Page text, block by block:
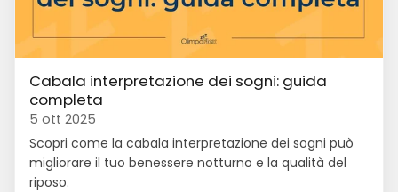
Cabala interpretazione dei sogni: guida
completa
5 ott 2025
Scopri come la cabala interpretazione dei sogni può
migliorare il tuo benessere notturno e la qualità del
riposo.